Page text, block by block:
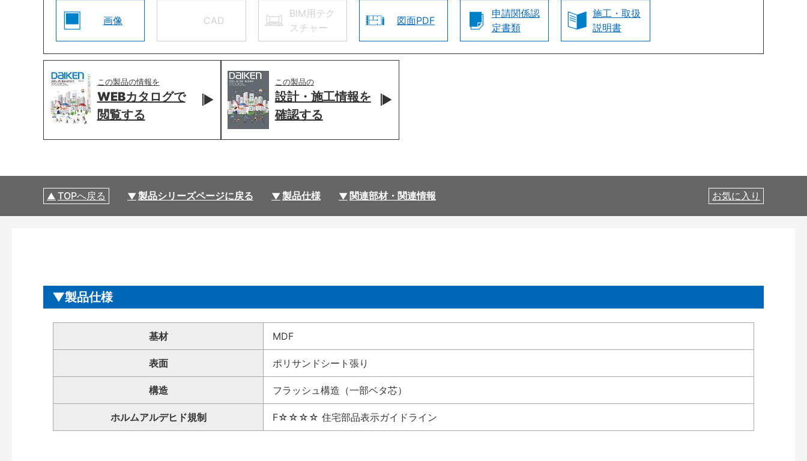
画像 CAD
BIM用テク
スチャー
図面PDF
申請関係認
定書類
施工・取扱
説明書
この製品の情報を
WEBカタログで
閲覧する
この製品の
設計・施工情報を
確認する
TOPへ戻る 製品シリーズページに戻る 製品仕様 関連部材・関連情報 お気に入り
製品仕様
基材 MDF
表面 ポリサンドシート張り
構造 フラッシュ構造（一部ベタ芯）
ホルムアルデヒド規制 F☆☆☆☆ 住宅部品表示ガイドライン